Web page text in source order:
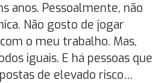
anos. Pessoalmente, não
Não gosto de jogar
o meu trabalho. Mas,
iguais. E há pessoas que
de elevado risco…